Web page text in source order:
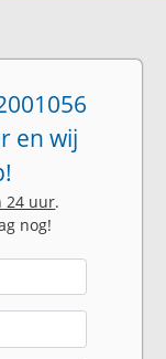
en wij
24 uur.
nog!